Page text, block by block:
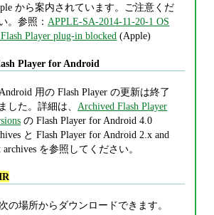
から案内されています。ご注意くだ
。参照： APPLE-SA-2014-11-20-1 OS
Player plug-in blocked (Apple)
Player for Android
Android 用の Flash Player の更新は終了
した。詳細は、 Archived Flash Player
の Flash Player for Android 4.0
と Flash Player for Android 2.x and
archives を参照してください。
次の場所からダウンロードできます。